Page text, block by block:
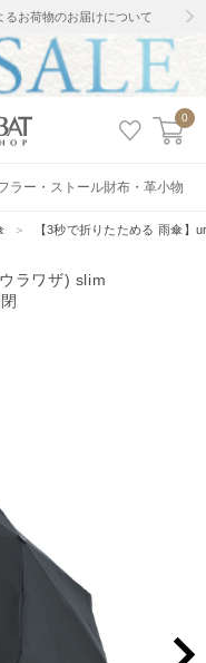
お荷物のお届けについて
0
ラー・ストール財布・革小物
＞ 【3秒で折りたためる 雨傘
ラワザ) slim